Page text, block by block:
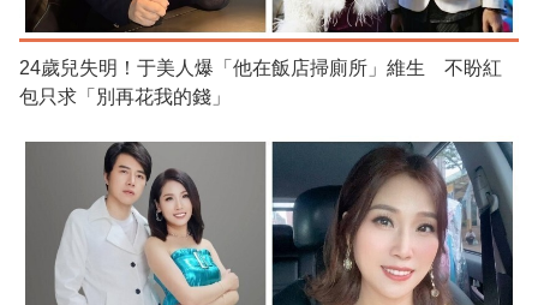
24歲兒失明！于美人爆「他在飯店掃廁所」維生 不盼紅
包只求「別再花我的錢」